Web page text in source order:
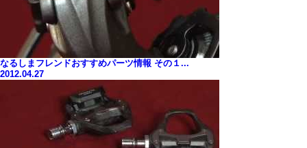
なるしまフレンドおすすめパーツ情報 その１...
2012.04.27